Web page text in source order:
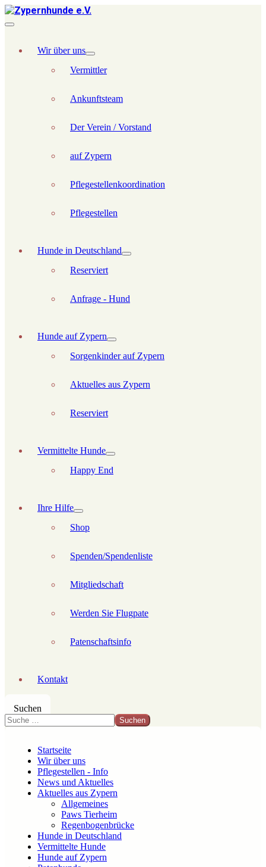
Wir über uns
Vermittler
Ankunftsteam
Der Verein / Vorstand
auf Zypern
Pflegestellenkoordination
Pflegestellen
Hunde in Deutschland
Reserviert
Anfrage - Hund
Hunde auf Zypern
Sorgenkinder auf Zypern
Aktuelles aus Zypern
Reserviert
Vermittelte Hunde
Happy End
Ihre Hilfe
Shop
Spenden/Spendenliste
Mitgliedschaft
Werden Sie Flugpate
Patenschaftsinfo
Kontakt
Suchen
Suchen
Startseite
Wir über uns
Pflegestellen - Info
News und Aktuelles
Aktuelles aus Zypern
Allgemeines
Paws Tierheim
Regenbogenbrücke
Hunde in Deutschland
Vermittelte Hunde
Hunde auf Zypern